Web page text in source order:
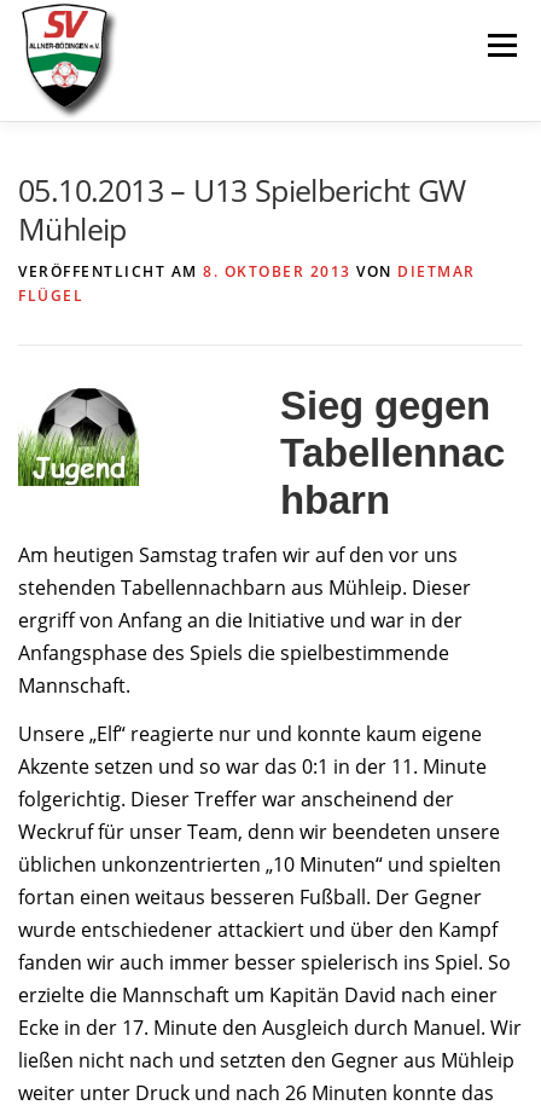
Zum
Inhalt
springen
Menü
05.10.2013 – U13 Spielbericht GW
Mühleip
VERÖFFENTLICHT AM 8. OKTOBER 2013 VON DIETMAR
FLÜGEL
Sieg gegen
Tabellennac
hbarn
Am heutigen Samstag trafen wir auf den vor uns
stehenden Tabellennachbarn aus Mühleip. Dieser
ergriff von Anfang an die Initiative und war in der
Anfangsphase des Spiels die spielbestimmende
Mannschaft.
Unsere „Elf“ reagierte nur und konnte kaum eigene
Akzente setzen und so war das 0:1 in der 11. Minute
folgerichtig. Dieser Treffer war anscheinend der
Weckruf für unser Team, denn wir beendeten unsere
üblichen unkonzentrierten „10 Minuten“ und spielten
fortan einen weitaus besseren Fußball. Der Gegner
wurde entschiedener attackiert und über den Kampf
fanden wir auch immer besser spielerisch ins Spiel. So
erzielte die Mannschaft um Kapitän David nach einer
Ecke in der 17. Minute den Ausgleich durch Manuel. Wir
ließen nicht nach und setzten den Gegner aus Mühleip
weiter unter Druck und nach 26 Minuten konnte das